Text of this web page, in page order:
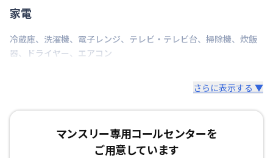
情報更新日
家電
冷蔵庫、 洗濯機、 電子レンジ、 テレビ・テレビ台、 掃除機、 炊飯
器、 ドライヤー、 エアコン
さらに表示する ▼
マンスリー専用コールセンターを
ご用意しています